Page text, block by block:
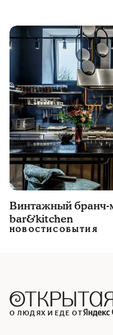
Винтажный бранч-
bar&kitchen
НОВОСТИСОБЫТИЯ
О ЛЮДЯХ И ЕДЕ ОТ